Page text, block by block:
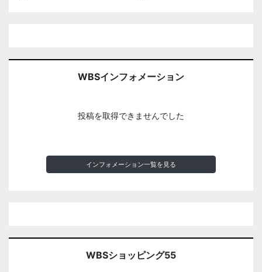
WBSインフォメーション
投稿を取得できませんでした
インフォメーション一覧を見る
WBSショッピング55